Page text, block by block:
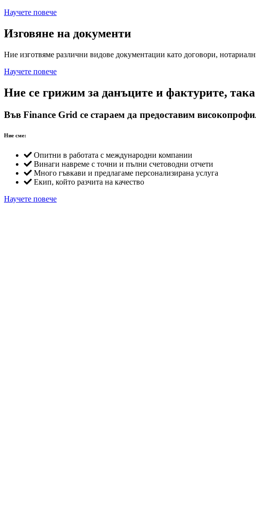
Научете повече
Изговяне на документи
Ние изготвяме различни видове документации като договори,
Научете повече
Ние се грижим за данъците и фактурите, така
Във Finance Grid се стараем да предоставим
Ние сме:
Опитни в работата с международни компании
Винаги навреме с точни и пълни счетоводни отчети
Много гъвкави и предлагаме персонализирана услуга
Екип, който разчита на качество
Научете повече